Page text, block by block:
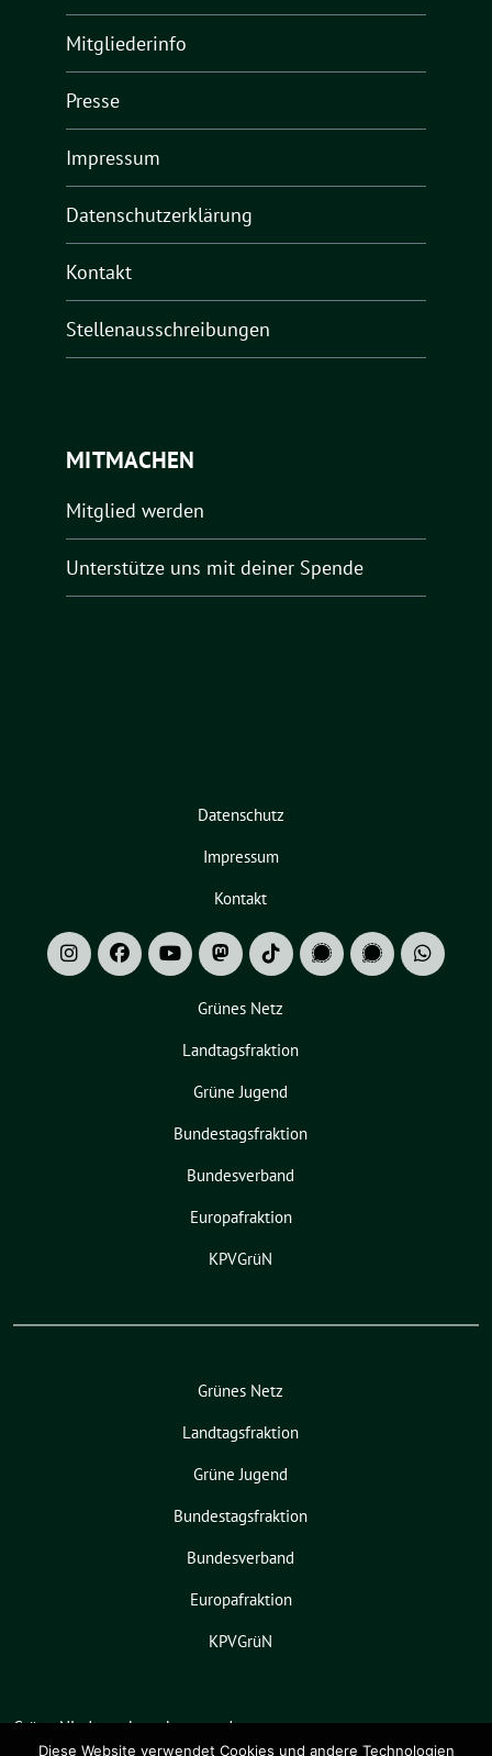
Mitgliederinfo
Presse
Impressum
Datenschutzerklärung
Kontakt
Stellenausschreibungen
MITMACHEN
Mitglied werden
Unterstütze uns mit deiner Spende
Datenschutz
Impressum
Kontakt
Grünes Netz
Landtagsfraktion
Grüne Jugend
Bundestagsfraktion
Bundesverband
Europafraktion
KPVGrüN
Grünes Netz
Landtagsfraktion
Grüne Jugend
Bundestagsfraktion
Bundesverband
Europafraktion
KPVGrüN
Grüne Niedersachsen benutzt das
freie grüne Themesunflower ‐ ein
Diese Website verwendet Cookies und andere Technologien